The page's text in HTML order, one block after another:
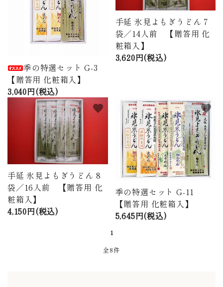
季の特選セット G-3
【贈答用 化粧箱入】
3,040円(税込)
手延 氷見よもぎうどん 7
袋／14人前 【贈答用 化
粧箱入】
3,620円(税込)
手延 氷見よもぎうどん 8
袋／16人前 【贈答用 化
粧箱入】
4,150円(税込)
favorite
季の特選セット G-11
【贈答用 化粧箱入】
5,645円(税込)
favorite
1
全8件